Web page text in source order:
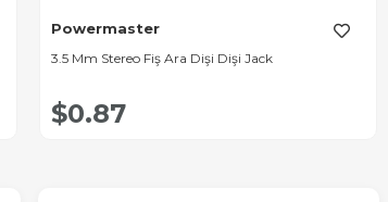
Powermaster
3.5 Mm Stereo Fiş Ara Dişi Dişi Jack
$0.87